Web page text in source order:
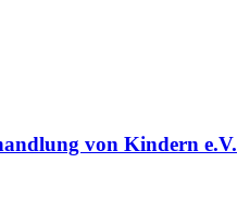
von Kindern e.V.